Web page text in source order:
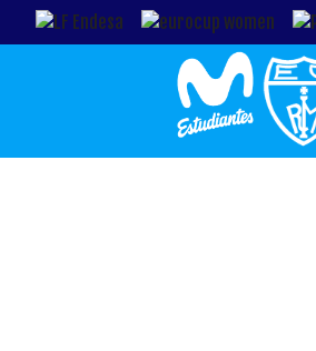
Gestionar el Consentimiento de las Cookies